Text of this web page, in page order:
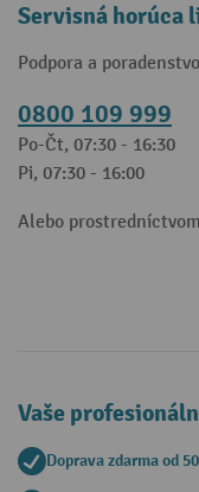
Servisná horúca
Podpora a
0800 109 999
Po-Čt, 07:30 - 16:30
Pi, 07:30 - 16:00
Alebo
Vaše
Doprava zdarma od